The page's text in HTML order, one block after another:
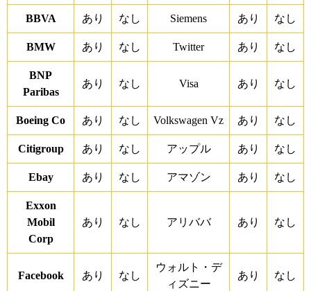
BBVA あり なし Siemens あり なし
BMW あり なし Twitter あり なし
BNP
Paribas
あり なし Visa あり なし
Boeing Co あり なし Volkswagen Vz あり なし
Citigroup あり なし アップル あり なし
Ebay あり なし アマゾン あり なし
Exxon
Mobil
Corp
あり なし アリババ あり なし
Facebook あり なし
ウォルト・デ
ィズニー
あり なし